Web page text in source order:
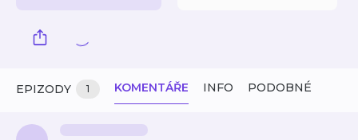
EPIZODY 1 KOMENTÁŘE INFO PODOBNÉ